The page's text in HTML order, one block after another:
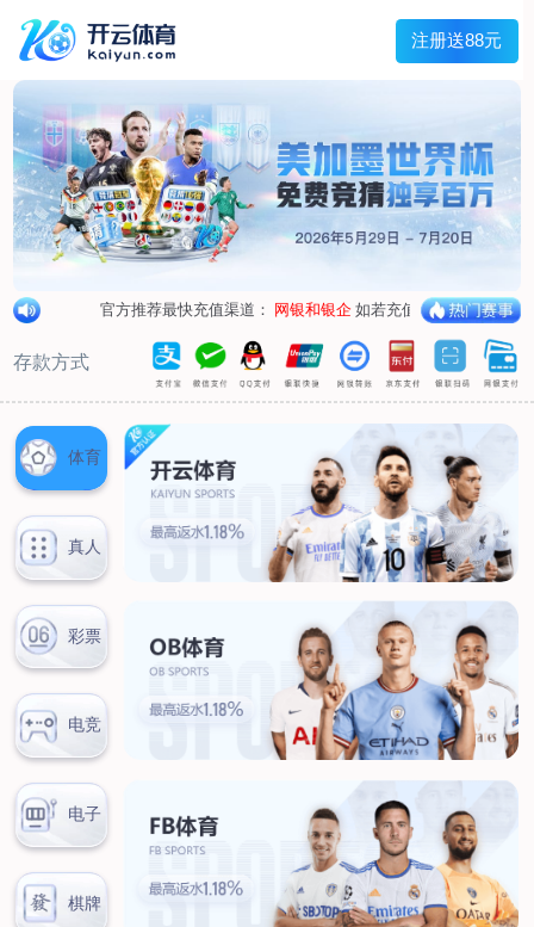
Menu
网站首页
关于我们
产品中心
荣誉资质
厂区设备
人才招聘
新闻中心
销售网点